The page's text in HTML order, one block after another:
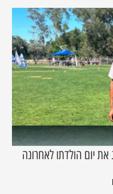
יום הולדתו לאחרונה